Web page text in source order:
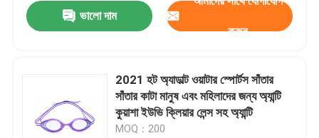
ভালো দাম
করুন
2021 হট অ্যাডাল্ট ওয়াটার স্পোর্টস সাঁতার
সাঁতার কাটা মানুষ এবং মহিলাদের জন্য অ্যান্টি
কুয়াশা ইউভি ক্লিয়ার লেন্স সহ অ্যান্টি
MOQ：200